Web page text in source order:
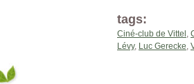
tags:
Ciné-club de Vittel ,
Lévy, Luc Gerecke,